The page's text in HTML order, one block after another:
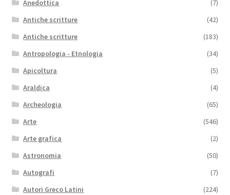
Anedottica
(7)
Antiche scritture
(42)
Antiche scritture
(183)
Antropologia - Etnologia
(34)
Apicoltura
(5)
Araldica
(4)
Archeologia
(65)
Arte
(546)
Arte grafica
(2)
Astronomia
(50)
Autografi
(7)
Autori Greco Latini
(224)